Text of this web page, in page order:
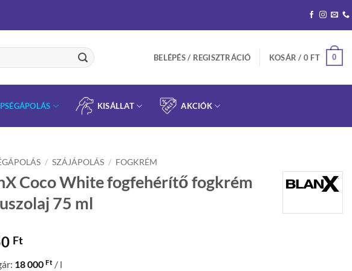
BELÉPÉS / REGISZTRÁCIÓ KOSÁR / 0 FT 0
KISÁLLAT AKCIÓK
/ SZÁJÁPOLÁS / FOGKRÉM
Coco White fogfehérítő fogkrém
75 ml
Ft
18 000 Ft / l